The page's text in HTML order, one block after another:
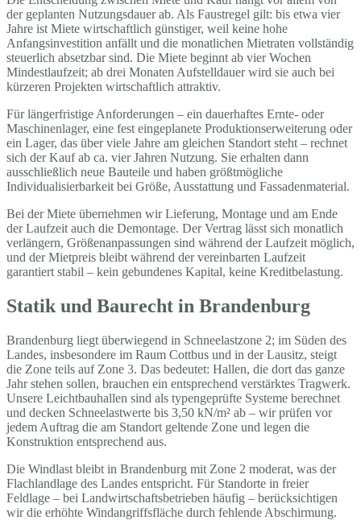
der geplanten Nutzungsdauer ab. Als Faustregel gilt: bis etwa vier
Jahre ist Miete wirtschaftlich günstiger, weil keine hohe
Anfangsinvestition anfällt und die monatlichen Mietraten vollständig
steuerlich absetzbar sind. Die Miete beginnt ab vier Wochen
Mindestlaufzeit; ab drei Monaten Aufstelldauer wird sie auch bei
kürzeren Projekten wirtschaftlich attraktiv.
Für längerfristige Anforderungen – ein dauerhaftes Ernte- oder
Maschinenlager, eine fest eingeplanete Produktionserweiterung oder
ein Lager, das über viele Jahre am gleichen Standort steht – rechnet
sich der Kauf ab ca. vier Jahren Nutzung. Sie erhalten dann
ausschließlich neue Bauteile und haben größtmögliche
Individualisierbarkeit bei Größe, Ausstattung und Fassadenmaterial.
Bei der Miete übernehmen wir Lieferung, Montage und am Ende
der Laufzeit auch die Demontage. Der Vertrag lässt sich monatlich
verlängern, Größenanpassungen sind während der Laufzeit möglich,
und der Mietpreis bleibt während der vereinbarten Laufzeit
garantiert stabil – kein gebundenes Kapital, keine Kreditbelastung.
Statik und Baurecht in Brandenburg
Brandenburg liegt überwiegend in Schneelastzone 2; im Süden des
Landes, insbesondere im Raum Cottbus und in der Lausitz, steigt
die Zone teils auf Zone 3. Das bedeutet: Hallen, die dort das ganze
Jahr stehen sollen, brauchen ein entsprechend verstärktes Tragwerk.
Unsere Leichtbauhallen sind als typengeprüfte Systeme berechnet
und decken Schneelastwerte bis 3,50 kN/m² ab – wir prüfen vor
jedem Auftrag die am Standort geltende Zone und legen die
Konstruktion entsprechend aus.
Die Windlast bleibt in Brandenburg mit Zone 2 moderat, was der
Flachlandlage des Landes entspricht. Für Standorte in freier
Feldlage – bei Landwirtschaftsbetrieben häufig – berücksichtigen
wir die erhöhte Windangriffsfläche durch fehlende Abschirmung.